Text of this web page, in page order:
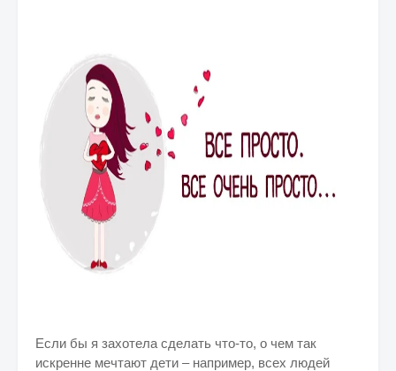
Если бы я захотела сделать что-то, о чем так
искренне мечтают дети – например, всех людей